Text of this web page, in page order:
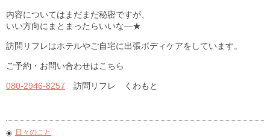
内容についてはまだまだ秘密ですが、
いい方向にまとまったらいいな―★
訪問リフレはホテルやご自宅に出張ボディケアをしています。
ご予約・お問い合わせはこちら
080-2946-8257 訪問リフレ くわもと
日々のこと